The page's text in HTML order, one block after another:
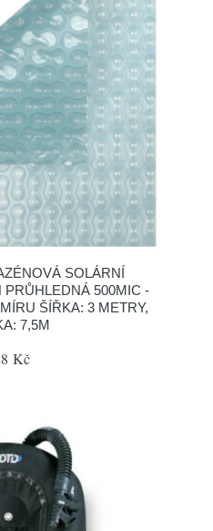
SOLÁRNÍ
PRŮHLEDNÁ 500MIC -
ŠÍŘKA: 3 METRY,
7,5M
Kč